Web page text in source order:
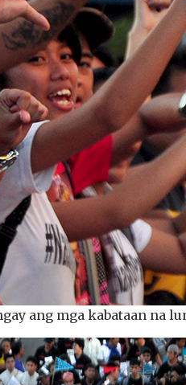
ang mga kabataan na